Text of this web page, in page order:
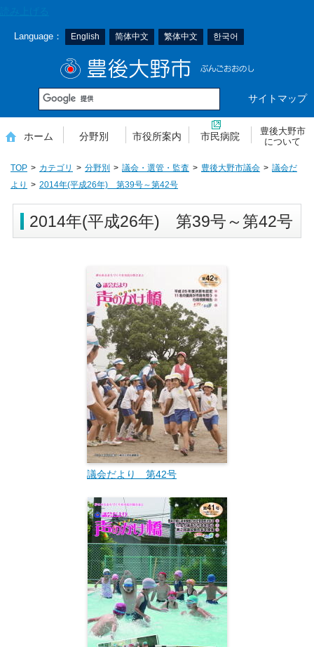
Language： English 简体中文 繁体中文 한국어
サイトマップ
ホーム 分野別 市役所案内 市民病院
豊後大野市
について
TOP カテゴリ 分野別 議会・選管・監査 豊後大野市議会
議会だ
より
2014年(平成26年) 第39号～第42号
2014年(平成26年) 第39号～第42号
議会だより 第42号